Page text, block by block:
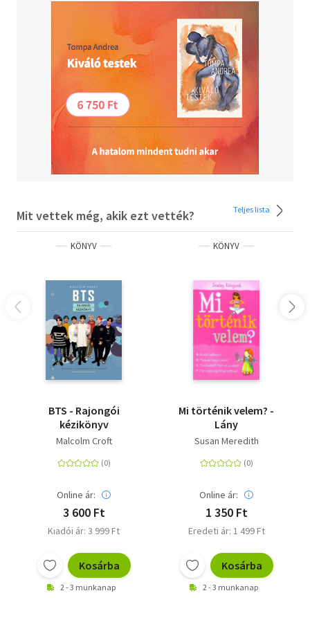
Mit vettek még, akik ezt vették? Teljes lista
KÖNYV
BTS - Rajongói
kézikönyv
Malcolm Croft
Online ár:
3 600 Ft
Kiadói ár: 3 999 Ft
Kosárba
2 - 3 munkanap
KÖNYV
Mi történik velem? -
Lány
Susan Meredith
Online ár:
1 350 Ft
Eredeti ár: 1 499 Ft
Kosárba
2 - 3 munkanap